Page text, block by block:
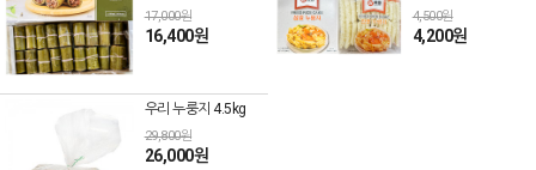
17,000원
16,400원
4,500원
4,200원
우리 누룽지 4.5kg
29,800원
26,000원